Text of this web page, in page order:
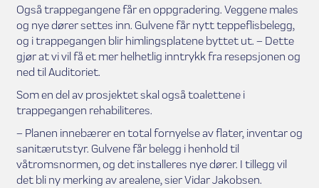
Også trappegangene får en oppgradering. Veggene males
og nye dører settes inn. Gulvene får nytt teppeflisbelegg,
og i trappegangen blir himlingsplatene byttet ut. – Dette
gjør at vi vil få et mer helhetlig inntrykk fra resepsjonen og
ned til Auditoriet.
Som en del av prosjektet skal også toalettene i
trappegangen rehabiliteres.
– Planen innebærer en total fornyelse av flater, inventar og
sanitærutstyr. Gulvene får belegg i henhold til
våtromsnormen, og det installeres nye dører. I tillegg vil
det bli ny merking av arealene, sier Vidar Jakobsen.